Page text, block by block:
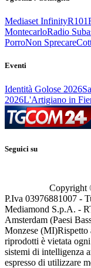
Mediaset InfinityR101
MontecarloRadio
PorroNon Sprecare
Eventi
Identità Golose 2026
2026L'Artigiano in
Seguici su
Copyright
P.Iva 03976881007 -
Mediamond S.p.A. -
Amsterdam (Paesi
Monzese (MI)Rispetto
riprodotti è vietata
sistemi di intelligenza
espresso di utilizzare